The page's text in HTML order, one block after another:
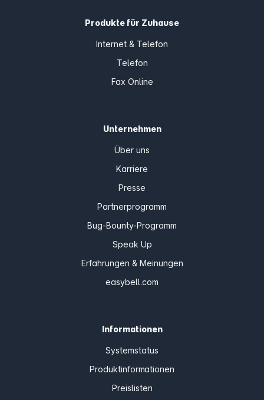
Produkte für Zuhause
Internet & Telefon
Telefon
Fax Online
Unternehmen
Über uns
Karriere
Presse
Partnerprogramm
Bug-Bounty-Programm
Speak Up
Erfahrungen & Meinungen
easybell.com
Informationen
Systemstatus
Produktinformationen
Preislisten